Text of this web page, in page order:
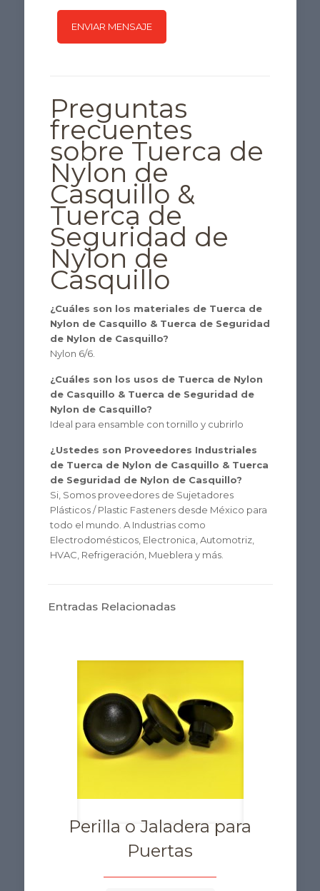
Preguntas
frecuentes
sobre Tuerca de
Nylon de
Casquillo &
Tuerca de
Seguridad de
Nylon de
Casquillo
¿Cuáles son los materiales de Tuerca de
Nylon de Casquillo & Tuerca de Seguridad
de Nylon de Casquillo?
Nylon 6/6.
¿Cuáles son los usos de Tuerca de Nylon
de Casquillo & Tuerca de Seguridad de
Nylon de Casquillo?
Ideal para ensamble con tornillo y cubrirlo
¿Ustedes son Proveedores Industriales
de Tuerca de Nylon de Casquillo & Tuerca
de Seguridad de Nylon de Casquillo?
Si, Somos proveedores de Sujetadores
Plásticos / Plastic Fasteners desde México para
todo el mundo. A Industrias como
Electrodomésticos, Electronica, Automotriz,
HVAC, Refrigeración, Mueblera y más.
Entradas Relacionadas
Perilla o Jaladera para
Puertas